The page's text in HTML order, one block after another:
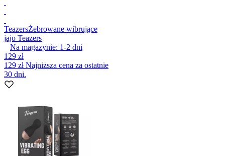
TeazersŻebrowane wibrujące
jajo Teazers
Na magazynie: 1-2 dni
129 zł
129 złNajniższa cena za ostatnie
30 dni.